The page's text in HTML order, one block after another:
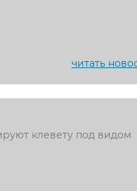
читать
клевету под видом